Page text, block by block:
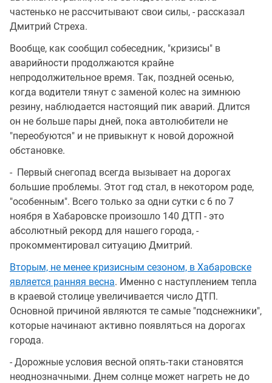
частенько не рассчитывают свои силы, - рассказал
Дмитрий Стреха.
Вообще, как сообщил собеседник, "кризисы" в
аварийности продолжаются крайне
непродолжительное время. Так, поздней осенью,
когда водители тянут с заменой колес на зимнюю
резину, наблюдается настоящий пик аварий. Длится
он не больше пары дней, пока автолюбители не
"переобуются" и не привыкнут к новой дорожной
обстановке.
- Первый снегопад всегда вызывает на дорогах
большие проблемы. Этот год стал, в некотором роде,
"особенным". Всего только за одни сутки с 6 по 7
ноября в Хабаровске произошло 140 ДТП - это
абсолютный рекорд для нашего города, -
прокомментировал ситуацию Дмитрий.
Вторым, не менее кризисным сезоном, в Хабаровске
является ранняя весна. Именно с наступлением тепла
в краевой столице увеличивается число ДТП.
Основной причиной являются те самые "подснежники",
которые начинают активно появляться на дорогах
города.
- Дорожные условия весной опять-таки становятся
неоднозначными. Днем солнце может нагреть не до